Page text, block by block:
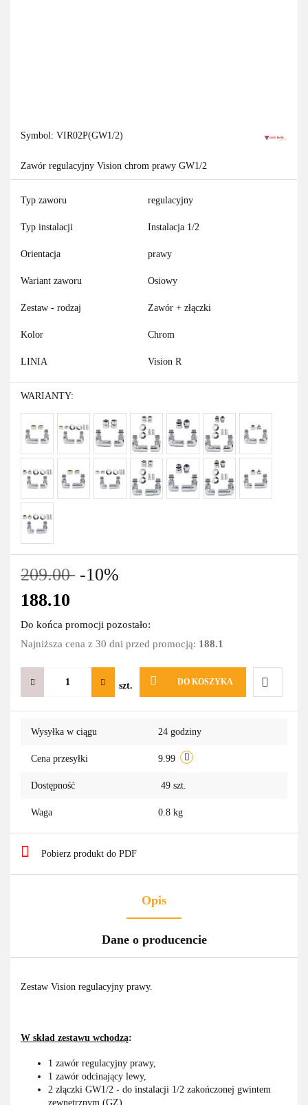
Symbol: VIR02P(GW1/2)
Zawór regulacyjny Vision chrom prawy GW1/2
Typ zaworu regulacyjny
Typ instalacji Instalacja 1/2
Orientacja prawy
Wariant zaworu Osiowy
Zestaw - rodzaj Zawór + złączki
Kolor Chrom
LINIA Vision R
WARIANTY:
209.00 -10%
188.10
Do końca promocji pozostało:
Najniższa cena z 30 dni przed promocją: 188.1
szt. DO KOSZYKA
Do
Wysyłka w ciągu 24 godziny
Cena przesyłki 9.99
Dostępność 49 szt.
Waga 0.8 kg
Pobierz produkt do PDF
Opis
Dane o producencie
Zestaw Vision regulacyjny prawy.
W skład zestawu wchodzą:
1 zawór regulacyjny prawy,
1 zawór odcinający lewy,
2 złączki GW1/2 - do instalacji 1/2 zakończonej gwintem
zewnętrznym (GZ)